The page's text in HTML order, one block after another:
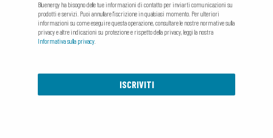
Bluenergy ha bisogno delle tue informazioni di contatto per inviarti comunicazioni su
prodotti e servizi. Puoi annullare l'iscrizione in qualsiasi momento. Per ulteriori
informazioni su come eseguire questa operazione, consultare le nostre normative sulla
privacy e altre indicazioni su protezione e rispetto della privacy, leggi la nostra
Informativa sulla privacy